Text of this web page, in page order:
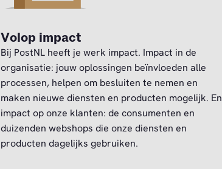
Volop impact
Bij PostNL heeft je werk impact. Impact in de
organisatie: jouw oplossingen beïnvloeden alle
processen, helpen om besluiten te nemen en
maken nieuwe diensten en producten mogelijk. En
impact op onze klanten: de consumenten en
duizenden webshops die onze diensten en
producten dagelijks gebruiken.